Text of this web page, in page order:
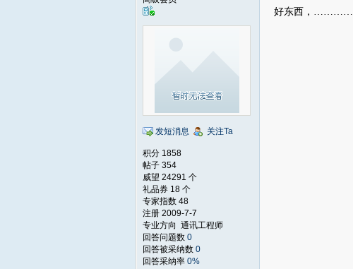
发短消息 关注Ta
积分 1858
帖子 354
威望 24291 个
礼品券 18 个
专家指数 48
注册 2009-7-7
专业方向 通讯工程师
回答问题数 0
回答被采纳数 0
回答采纳率 0%
好东西，…………